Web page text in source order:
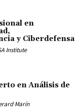
en
y Ciberdefensa
Institute
en Análisis de
Marín